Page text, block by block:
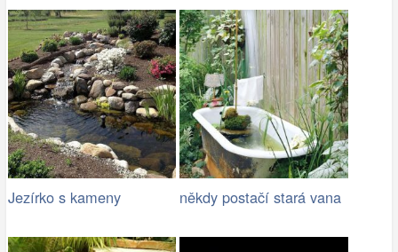
Jezírko s kameny někdy postačí stará vana